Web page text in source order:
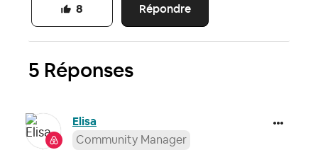
Répondre
8
5 Réponses
Elisa
Community Manager